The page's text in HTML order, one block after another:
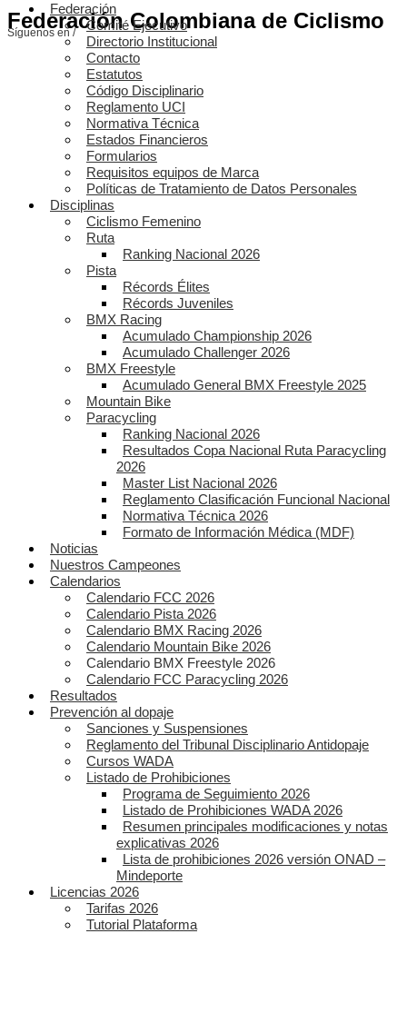
Federación Colombiana de Ciclismo
Síguenos en /
Federación
Comité Ejecutivo
Directorio Institucional
Contacto
Estatutos
Código Disciplinario
Reglamento UCI
Normativa Técnica
Estados Financieros
Formularios
Requisitos equipos de Marca
Políticas de Tratamiento de Datos Personales
Disciplinas
Ciclismo Femenino
Ruta
Ranking Nacional 2026
Pista
Récords Élites
Récords Juveniles
BMX Racing
Acumulado Championship 2026
Acumulado Challenger 2026
BMX Freestyle
Acumulado General BMX Freestyle 2025
Mountain Bike
Paracycling
Ranking Nacional 2026
Resultados Copa Nacional Ruta Paracycling
2026
Master List Nacional 2026
Reglamento Clasificación Funcional Nacional
Normativa Técnica 2026
Formato de Información Médica (MDF)
Noticias
Nuestros Campeones
Calendarios
Calendario FCC 2026
Calendario Pista 2026
Calendario BMX Racing 2026
Calendario Mountain Bike 2026
Calendario BMX Freestyle 2026
Calendario FCC Paracycling 2026
Resultados
Prevención al dopaje
Sanciones y Suspensiones
Reglamento del Tribunal Disciplinario Antidopaje
Cursos WADA
Listado de Prohibiciones
Programa de Seguimiento 2026
Listado de Prohibiciones WADA 2026
Resumen principales modificaciones y notas
explicativas 2026
Lista de prohibiciones 2026 versión ONAD –
Mindeporte
Licencias 2026
Tarifas 2026
Tutorial Plataforma